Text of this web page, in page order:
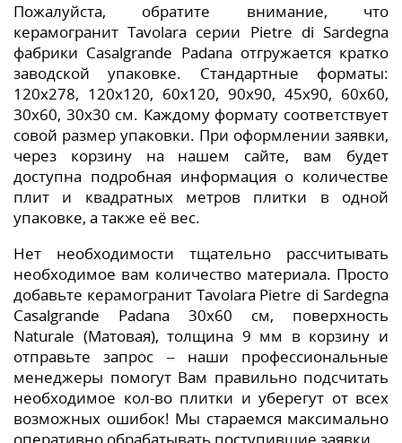
Пожалуйста, обратите внимание, что
керамогранит Tavolara серии Pietre di Sardegna
фабрики Casalgrande Padana отгружается кратко
заводской упаковке. Стандартные форматы:
120x278, 120x120, 60x120, 90x90, 45x90, 60x60,
30x60, 30x30 см. Каждому формату соответствует
совой размер упаковки. При оформлении заявки,
через корзину на нашем сайте, вам будет
доступна подробная информация о количестве
плит и квадратных метров плитки в одной
упаковке, а также её вес.
Нет необходимости тщательно рассчитывать
необходимое вам количество материала. Просто
добавьте керамогранит Tavolara Pietre di Sardegna
Casalgrande Padana 30x60 см, поверхность
Naturale (Матовая), толщина 9 мм в корзину и
отправьте запрос – наши профессиональные
менеджеры помогут Вам правильно подсчитать
необходимое кол-во плитки и уберегут от всех
возможных ошибок! Мы стараемся максимально